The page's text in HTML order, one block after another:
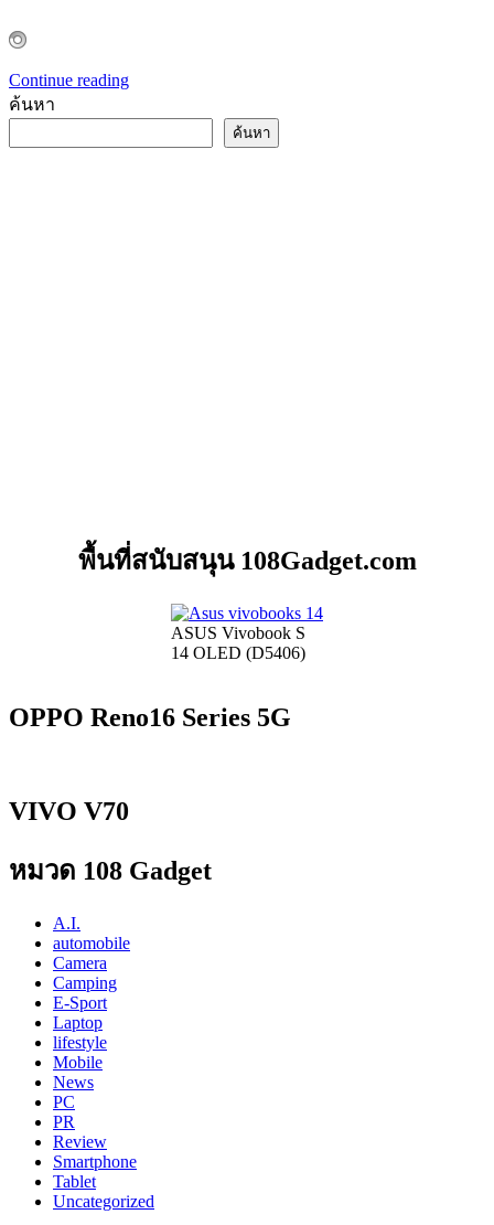
Continue reading
ค้นหา
ค้นหา
พื้นที่สนับสนุน 108Gadget.com
ASUS Vivobook S
14 OLED (D5406)
OPPO Reno16 Series 5G
VIVO V70
หมวด 108 Gadget
A.I.
automobile
Camera
Camping
E-Sport
Laptop
lifestyle
Mobile
News
PC
PR
Review
Smartphone
Tablet
Uncategorized